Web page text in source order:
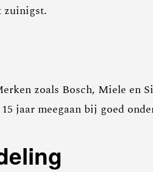
zuinigst.
zoals Bosch, Miele en
jaar meegaan bij goed